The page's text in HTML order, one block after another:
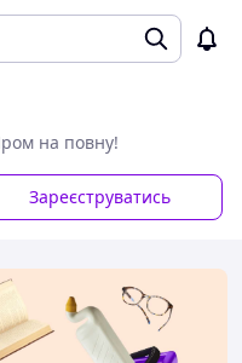
на повну!
Зареєструватись